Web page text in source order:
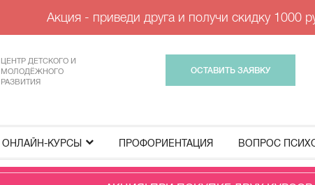
Акция - приведи друга и получи скидку 1000
ЦЕНТР ДЕТСКОГО И
МОЛОДЁЖНОГО
РАЗВИТИЯ
ОСТАВИТЬ ЗАЯВКУ
ОНЛАЙН-КУРСЫ ПРОФОРИЕНТАЦИЯ ВОПРОС